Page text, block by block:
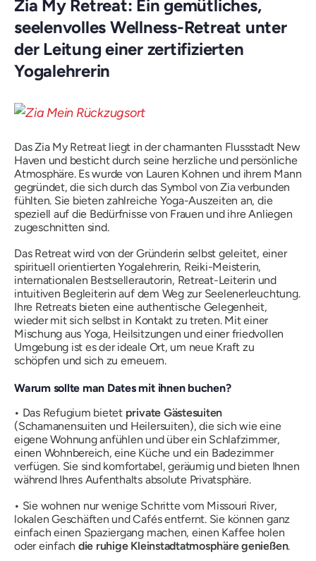
Zia My Retreat: Ein gemütliches,
seelenvolles Wellness-Retreat unter
der Leitung einer zertifizierten
Yogalehrerin
Das Zia My Retreat liegt in der charmanten Flussstadt New
Haven und besticht durch seine herzliche und persönliche
Atmosphäre. Es wurde von Lauren Kohnen und ihrem Mann
gegründet, die sich durch das Symbol von Zia verbunden
fühlten. Sie bieten zahlreiche Yoga-Auszeiten an, die
speziell auf die Bedürfnisse von Frauen und ihre Anliegen
zugeschnitten sind.
Das Retreat wird von der Gründerin selbst geleitet, einer
spirituell orientierten Yogalehrerin, Reiki-Meisterin,
internationalen Bestsellerautorin, Retreat-Leiterin und
intuitiven Begleiterin auf dem Weg zur Seelenerleuchtung.
Ihre Retreats bieten eine authentische Gelegenheit,
wieder mit sich selbst in Kontakt zu treten. Mit einer
Mischung aus Yoga, Heilsitzungen und einer friedvollen
Umgebung ist es der ideale Ort, um neue Kraft zu
schöpfen und sich zu erneuern.
Warum sollte man Dates mit ihnen buchen?
• Das Refugium bietet private Gästesuiten
(Schamanensuiten und Heilersuiten), die sich wie eine
eigene Wohnung anfühlen und über ein Schlafzimmer,
einen Wohnbereich, eine Küche und ein Badezimmer
verfügen. Sie sind komfortabel, geräumig und bieten Ihnen
während Ihres Aufenthalts absolute Privatsphäre.
• Sie wohnen nur wenige Schritte vom Missouri River,
lokalen Geschäften und Cafés entfernt. Sie können ganz
einfach einen Spaziergang machen, einen Kaffee holen
oder einfach die ruhige Kleinstadtatmosphäre genießen.